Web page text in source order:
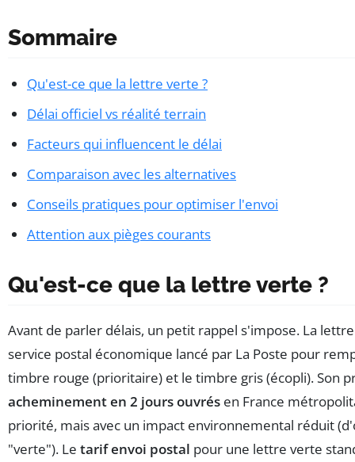
Sommaire
Qu'est-ce que la lettre verte ?
Délai officiel vs réalité terrain
Facteurs qui influencent le délai
Comparaison avec les alternatives
Conseils pratiques pour optimiser l'envoi
Attention aux pièges courants
Qu'est-ce que la lettre verte ?
Avant de parler délais, un petit rappel s'impose. La
service postal économique lancé par La Poste pour
timbre rouge (prioritaire) et le timbre gris (écopli). Son
acheminement en 2 jours ouvrés en France
priorité, mais avec un impact environnemental réduit
"verte"). Le tarif envoi postal pour une lettre verte